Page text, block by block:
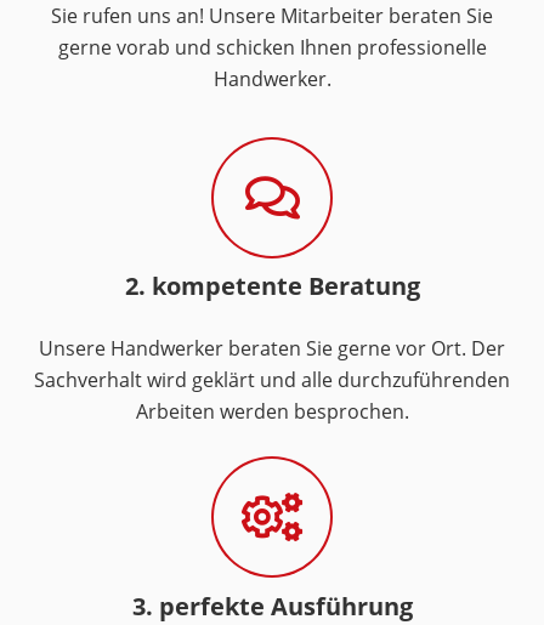
Sie rufen uns an! Unsere Mitarbeiter beraten Sie
gerne vorab und schicken Ihnen professionelle
Handwerker.
2. kompetente Beratung
Unsere Handwerker beraten Sie gerne vor Ort. Der
Sachverhalt wird geklärt und alle durchzuführenden
Arbeiten werden besprochen.
3. perfekte Ausführung